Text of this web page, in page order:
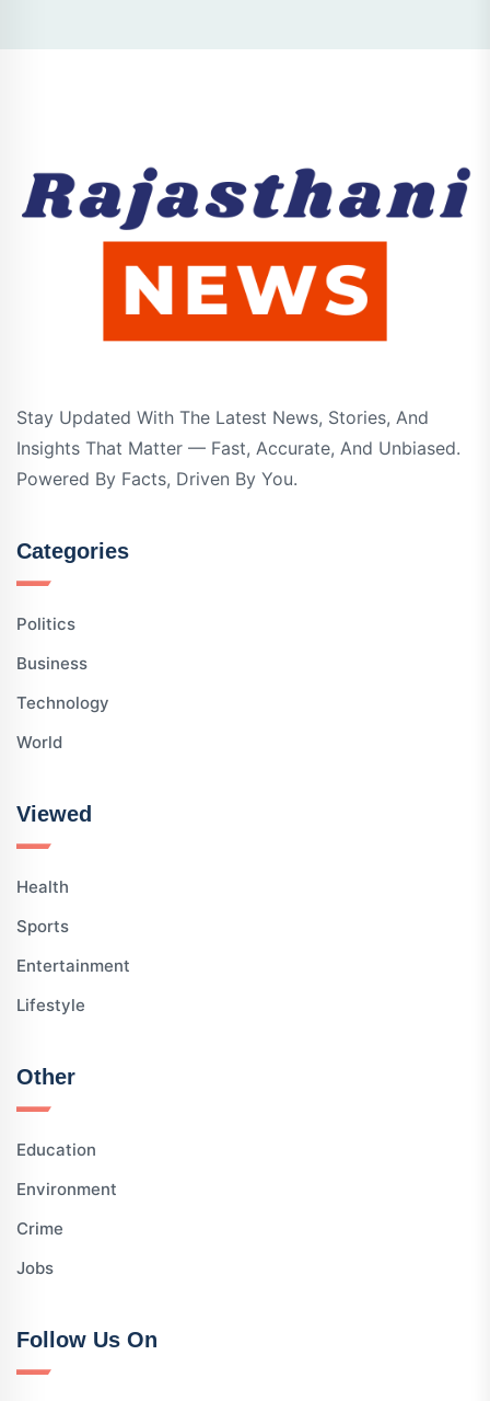
Stay Updated With The Latest News, Stories, And
Insights That Matter — Fast, Accurate, And Unbiased.
Powered By Facts, Driven By You.
Categories
Politics
Business
Technology
World
Viewed
Health
Sports
Entertainment
Lifestyle
Other
Education
Environment
Crime
Jobs
Follow Us On